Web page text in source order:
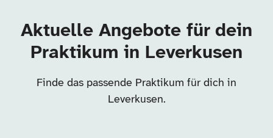
Aktuelle Angebote für dein
Praktikum in Leverkusen
Finde das passende Praktikum für dich in
Leverkusen.